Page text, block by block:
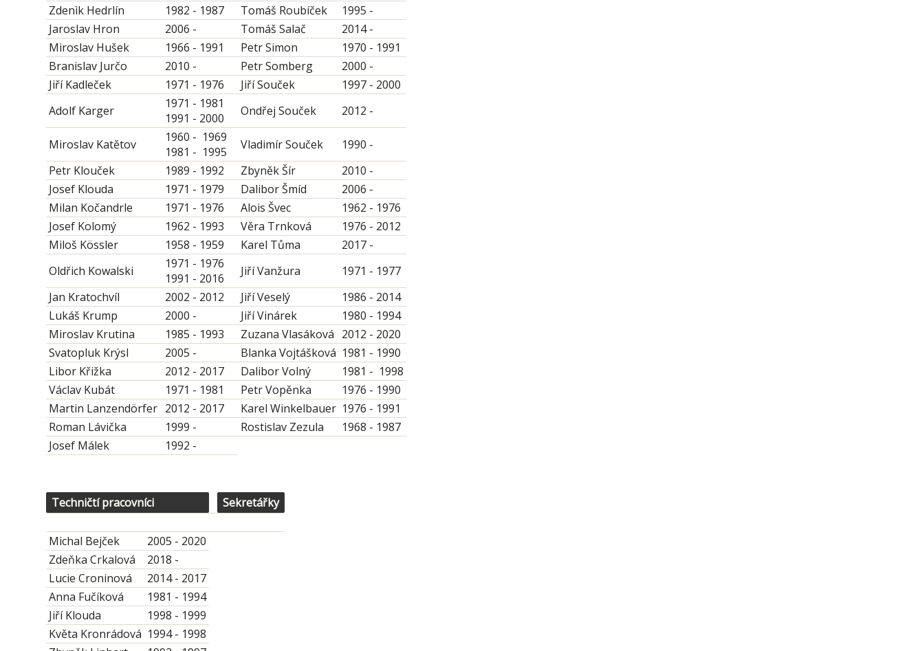
Zdenìk Hedrlín
1982 - 1987 Tomáš Roubíček
1995 -
Jaroslav Hron
2006 - Tomáš Salač
2014 -
Miroslav Hušek
1966 - 1991 Petr Simon
1970 - 1991
Branislav Jurčo
2010 - Petr Somberg
2000 -
Jiří Kadleček
1971 - 1976 Jiří Souček
1997 - 2000
Adolf Karger
1971 - 1981
1991 - 2000
Ondřej Souček 2012 -
Miroslav Katětov
1960 - 1969
1981 - 1995
Vladimír Souček
1990 -
Petr Klouček
1989 - 1992 Zbyněk Šír
2010 -
Josef Klouda
1971 - 1979 Dalibor Šmíd
2006 -
Milan Kočandrle
1971 - 1976 Alois Švec
1962 - 1976
Josef Kolomý
1962 - 1993 Věra Trnková
1976 - 2012
Miloš Kössler
1958 - 1959 Karel Tůma
2017 -
Oldřich Kowalski
1971 - 1976
1991 - 2016
Jiří Vanžura
1971 - 1977
Jan Kratochvíl
2002 - 2012 Jiří Veselý
1986 - 2014
Lukáš Krump
2000 - Jiří Vinárek
1980 - 1994
Miroslav Krutina
1985 - 1993 Zuzana Vlasáková 2012 - 2020
Svatopluk Krýsl
2005 - Blanka Vojtášková 1981 - 1990
Libor Křižka
2012 - 2017 Dalibor Volný
1981 - 1998
Václav Kubát
1971 - 1981 Petr Vopěnka
1976 - 1990
Martin Lanzendörfer 2012 - 2017 Karel Winkelbauer 1976 - 1991
Roman Lávička
1999 - Rostislav Zezula
1968 - 1987
Josef Málek
1992 -
Techničtí pracovníci Sekretářky
Michal Bejček
2005 - 2020
Zdeňka Crkalová
2018 -
Lucie Croninová
2014 - 2017
Anna Fučíková
1981 - 1994
Jiří Klouda
1998 - 1999
Květa Kronrádová 1994 - 1998